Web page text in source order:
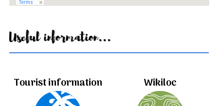
Useful information...
Tourist information Wikiloc